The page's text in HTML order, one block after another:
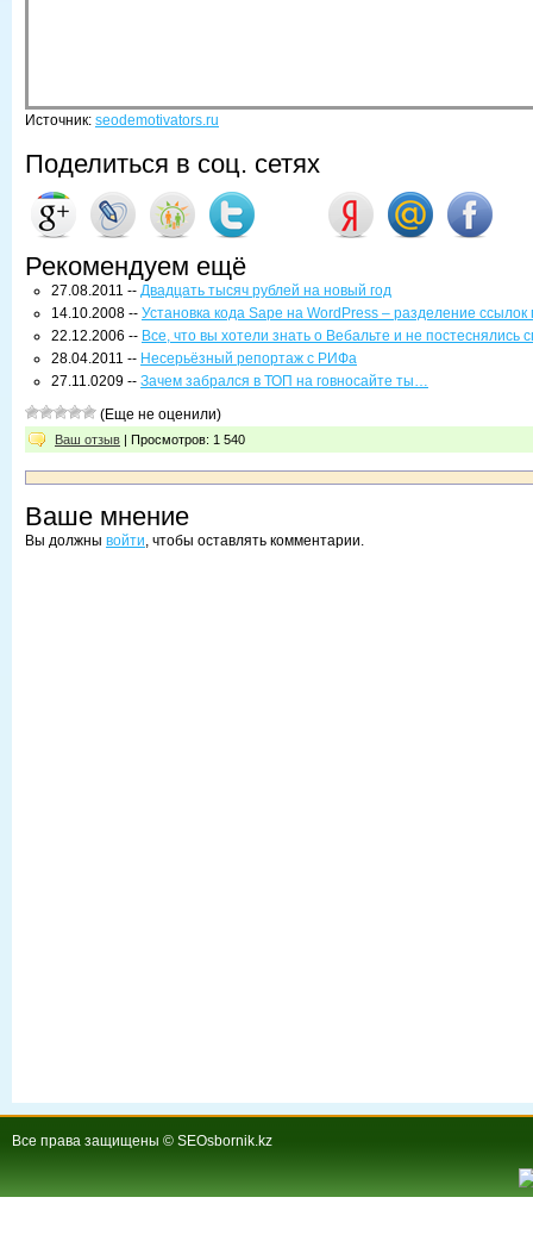
Источник: seodemotivators.ru
Поделиться в соц. сетях
Рекомендуем ещё
27.08.2011 -- Двадцать тысяч рублей на новый год
14.10.2008 -- Установка кода Sape на WordPress – разделение ссылок
22.12.2006 -- Все, что вы хотели знать о Вебальте и не постеснялись
28.04.2011 -- Несерьёзный репортаж с РИФа
27.11.0209 -- Зачем забрался в ТОП на говносайте ты…
(Еще не оценили)
Ваш отзыв | Просмотров: 1 540
Ваше мнение
Вы должны войти, чтобы оставлять комментарии.
Все права защищены © SEOsbornik.kz